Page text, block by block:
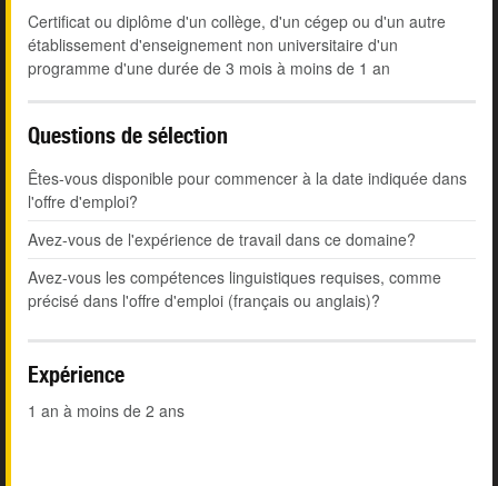
Certificat ou diplôme d'un collège, d'un cégep ou d'un autre
établissement d'enseignement non universitaire d'un
programme d'une durée de 3 mois à moins de 1 an
Questions de sélection
Êtes-vous disponible pour commencer à la date indiquée dans
l'offre d'emploi?
Avez-vous de l'expérience de travail dans ce domaine?
Avez-vous les compétences linguistiques requises, comme
précisé dans l'offre d'emploi (français ou anglais)?
Expérience
1 an à moins de 2 ans